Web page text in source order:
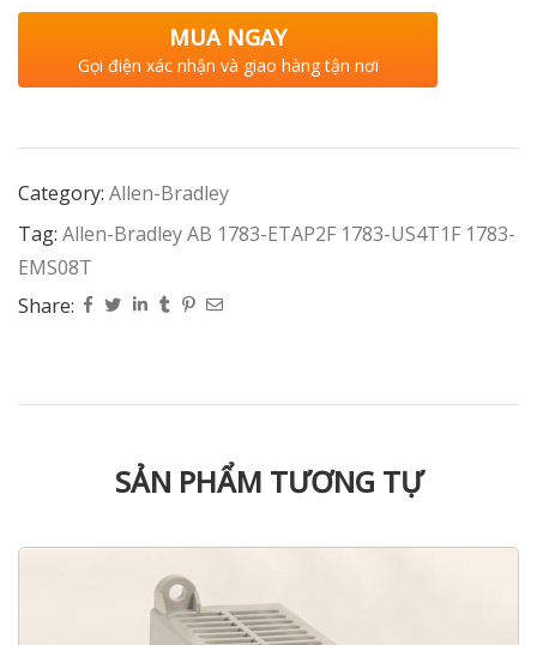
MUA NGAY
Gọi điện xác nhận và giao hàng tận nơi
Category: Allen-Bradley
Tag: Allen-Bradley AB 1783-ETAP2F 1783-US4T1F 1783-
EMS08T
Share:
SẢN PHẨM TƯƠNG TỰ